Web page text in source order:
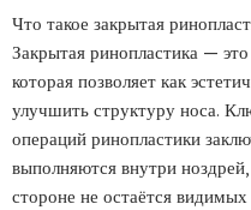
Что такое закрытая
Закрытая ринопластика —
которая позволяет как
улучшить структуру носа.
операций ринопластики
выполняются внутри
стороне не остаётся